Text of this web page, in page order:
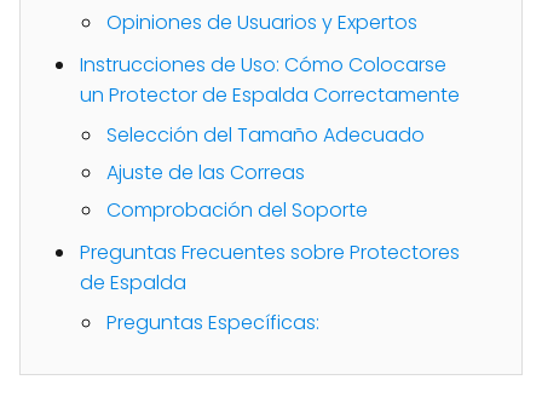
Opiniones de Usuarios y Expertos
Instrucciones de Uso: Cómo Colocarse
un Protector de Espalda Correctamente
Selección del Tamaño Adecuado
Ajuste de las Correas
Comprobación del Soporte
Preguntas Frecuentes sobre Protectores
de Espalda
Preguntas Específicas: